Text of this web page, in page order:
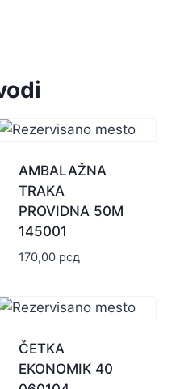
AMBALAŽNA
TRAKA
PROVIDNA 50M
145001
170,00 рсд
ČETKA
EKONOMIK 40